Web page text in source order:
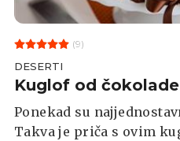
(9)
DESERTI
Kuglof od čokolade
Ponekad su
Takva je priča s ovim